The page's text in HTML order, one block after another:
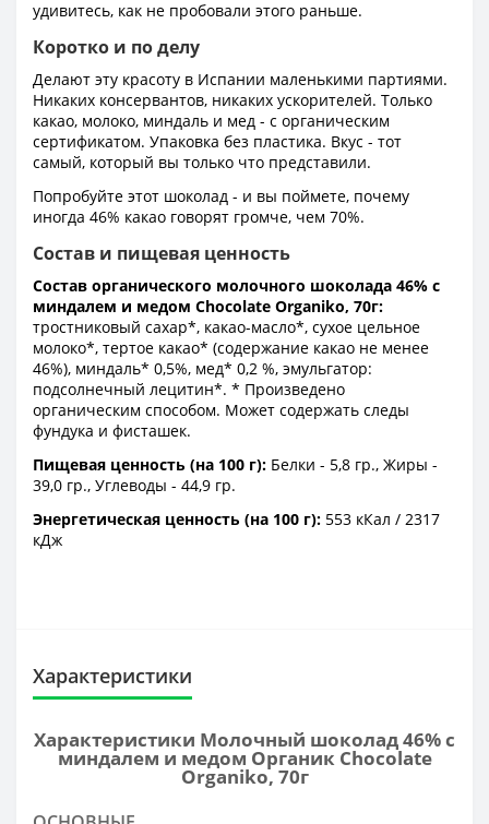
удивитесь, как не пробовали этого раньше.
Коротко и по делу
Делают эту красоту в Испании маленькими партиями.
Никаких консервантов, никаких ускорителей. Только
какао, молоко, миндаль и мед - с органическим
сертификатом. Упаковка без пластика. Вкус - тот
самый, который вы только что представили.
Попробуйте этот шоколад - и вы поймете, почему
иногда 46% какао говорят громче, чем 70%.
Состав и пищевая ценность
Состав органического молочного шоколада 46% с
миндалем и медом Chocolate Organiko, 70г:
тростниковый сахар*, какао-масло*, сухое цельное
молоко*, тертое какао* (содержание какао не менее
46%), миндаль* 0,5%, мед* 0,2 %, эмульгатор:
подсолнечный лецитин*. * Произведено
органическим способом. Может содержать следы
фундука и фисташек.
Пищевая ценность (на 100 г): Белки - 5,8 гр., Жиры -
39,0 гр., Углеводы - 44,9 гр.
Энергетическая ценность (на 100 г): 553 кКал / 2317
кДж
Характеристики
Характеристики Молочный шоколад 46% с
миндалем и медом Органик Chocolate
Organiko, 70г